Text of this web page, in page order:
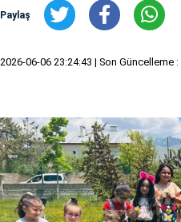
Paylaş
2026-06-06 23:24:43 | Son Güncelleme